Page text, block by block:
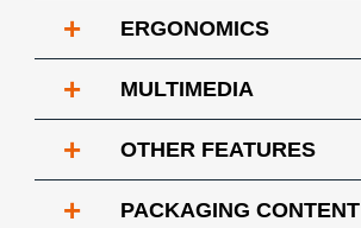
+ ERGONOMICS
+ MULTIMEDIA
+ OTHER FEATURES
+ PACKAGING CONTENT